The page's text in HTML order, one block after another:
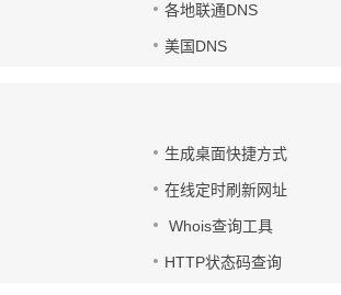
各地联通DNS
美国DNS
生成桌面快捷方式
在线定时刷新网址
Whois查询工具
HTTP状态码查询